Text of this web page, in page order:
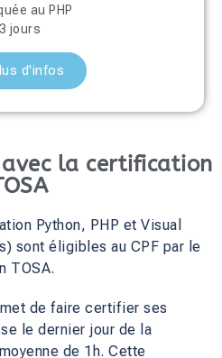
au PHP
3 jours
d'infos
avec la certification
Python, PHP et Visual
sont éligibles au CPF par le
TOSA.
de faire certifier ses
le dernier jour de la
de 1h. Cette